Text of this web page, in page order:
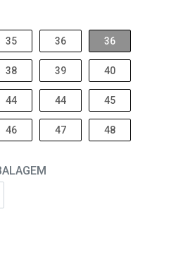
35 36 36
38 39 40
44 44 45
46 47 48